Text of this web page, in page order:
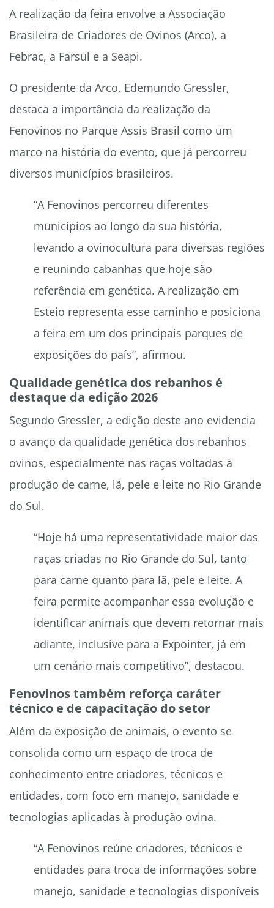
A realização da feira envolve a Associação
Brasileira de Criadores de Ovinos (Arco), a
Febrac, a Farsul e a Seapi.
O presidente da Arco, Edemundo Gressler,
destaca a importância da realização da
Fenovinos no Parque Assis Brasil como um
marco na história do evento, que já percorreu
diversos municípios brasileiros.
“A Fenovinos percorreu diferentes
municípios ao longo da sua história,
levando a ovinocultura para diversas regiões
e reunindo cabanhas que hoje são
referência em genética. A realização em
Esteio representa esse caminho e posiciona
a feira em um dos principais parques de
exposições do país”, afirmou.
Qualidade genética dos rebanhos é
destaque da edição 2026
Segundo Gressler, a edição deste ano evidencia
o avanço da qualidade genética dos rebanhos
ovinos, especialmente nas raças voltadas à
produção de carne, lã, pele e leite no Rio Grande
do Sul.
“Hoje há uma representatividade maior das
raças criadas no Rio Grande do Sul, tanto
para carne quanto para lã, pele e leite. A
feira permite acompanhar essa evolução e
identificar animais que devem retornar mais
adiante, inclusive para a Expointer, já em
um cenário mais competitivo”, destacou.
Fenovinos também reforça caráter
técnico e de capacitação do setor
Além da exposição de animais, o evento se
consolida como um espaço de troca de
conhecimento entre criadores, técnicos e
entidades, com foco em manejo, sanidade e
tecnologias aplicadas à produção ovina.
“A Fenovinos reúne criadores, técnicos e
entidades para troca de informações sobre
manejo, sanidade e tecnologias disponíveis